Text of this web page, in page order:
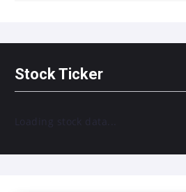
Stock Ticker
Loading stock data...